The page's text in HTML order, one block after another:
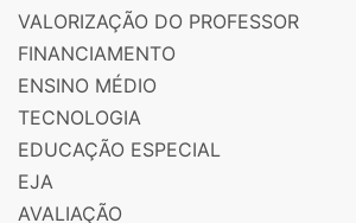
VALORIZAÇÃO DO PROFESSOR
FINANCIAMENTO
ENSINO MÉDIO
TECNOLOGIA
EDUCAÇÃO ESPECIAL
EJA
AVALIAÇÃO